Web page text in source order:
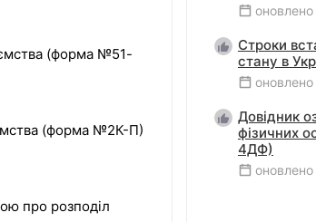
(форма №51-
(форма №2К-П)
про розподіл
оновлено
Строки
стану в
оновлено
Довідник
фізичних
4ДФ)
оновлено